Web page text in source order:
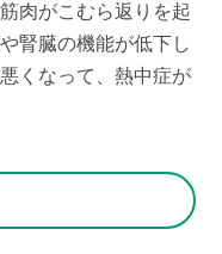
肉がこむら返りを起
腎臓の機能が低下し
くなって、熱中症が